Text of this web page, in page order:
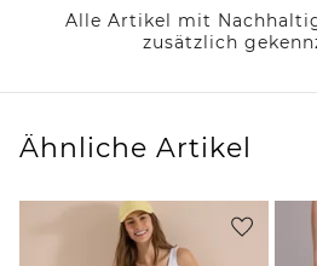
Alle Artikel mit
zusätzlich
Ähnliche Artikel